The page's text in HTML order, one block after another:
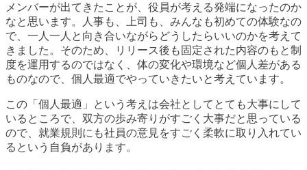
メンバーが出てきたことが、役員が考える発端になったのか
なと思います。人事も、上司も、みんなも初めての体験なの
で、一人一人と向き合いながらどうしたらいいのかを考えて
きました。そのため、リリース後も固定された内容のもと制
度を運用するのではなく、体の変化や環境など個人差がある
ものなので、個人最適でやっていきたいと考えています。
この「個人最適」という考え は会社としてとても大事にして
いるところで、双方の歩み寄りがすごく大事だと思っている
ので、就業規則にも社員の意見をすごく柔軟に取り入れてい
るという自負があります。